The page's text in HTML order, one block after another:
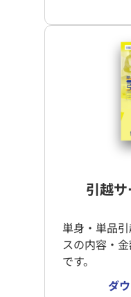
引越
単身・単品
スの内容・
です。
ダ